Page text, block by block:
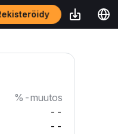
%-muutos
--
--